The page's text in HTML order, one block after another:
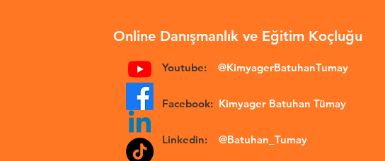
Online Danışmanlık ve Eğitim Koçluğu
Youtube: @KimyagerBatuhanTumay
Facebook: Kimyager Batuhan Tümay
Linkedin: @Batuhan_Tumay